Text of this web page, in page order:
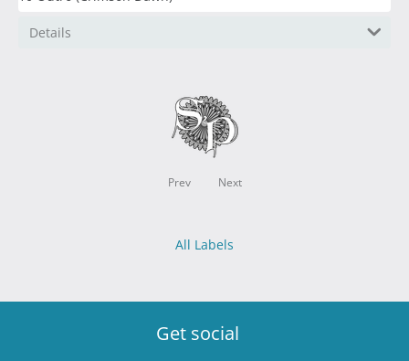
Details
Prev Next
All Labels
Get social